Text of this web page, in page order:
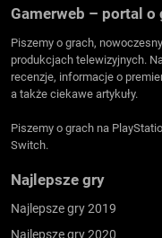
Gamerweb – portal o
Piszemy o grach,
produkcjach telewizyjnych.
recenzje, informacje o
a także ciekawe artykuły.
Piszemy o grach na
Switch.
Najlepsze gry
Najlepsze gry 2019
Najlepsze gry 2020